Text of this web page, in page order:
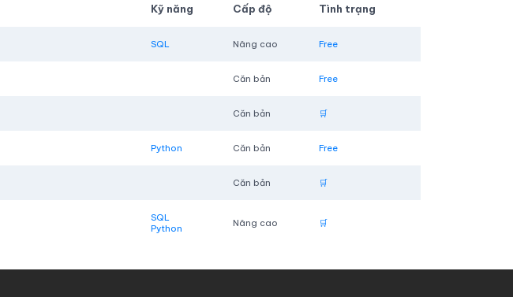
Kỹ năng Cấp độ Tình trạng
SQL Nâng cao Free
Căn bản Free
Căn bản 🛒
Python Căn bản Free
Căn bản 🛒
SQL
Python
Nâng cao 🛒